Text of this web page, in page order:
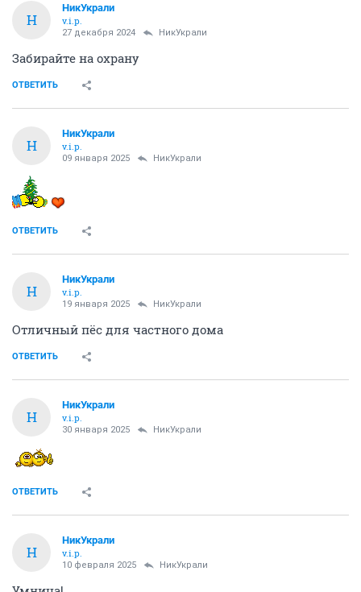
Н
НикУкрали
v.i.p.
27 декабря 2024 НикУкрали
Забирайте на охрану
ОТВЕТИТЬ
Н
НикУкрали
v.i.p.
09 января 2025 НикУкрали
ОТВЕТИТЬ
Н
НикУкрали
v.i.p.
19 января 2025 НикУкрали
Отличный пёс для частного дома
ОТВЕТИТЬ
Н
НикУкрали
v.i.p.
30 января 2025 НикУкрали
ОТВЕТИТЬ
Н
НикУкрали
v.i.p.
10 февраля 2025 НикУкрали